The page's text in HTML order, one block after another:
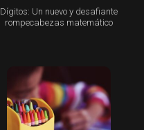
Dígitos: Un nuevo y desafiante
rompecabezas matemático